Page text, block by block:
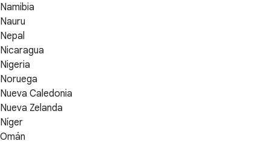
Namibia
Nauru
Nepal
Nicaragua
Nigeria
Noruega
Nueva Caledonia
Nueva Zelanda
Níger
Omán